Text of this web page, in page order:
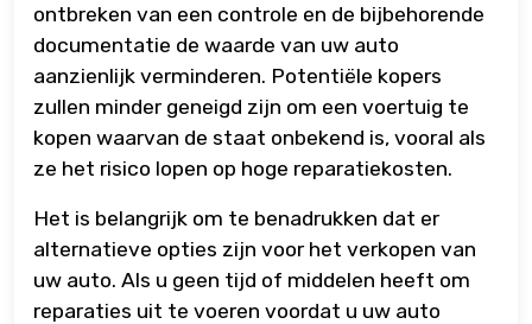
ontbreken van een controle en de bijbehorende
documentatie de waarde van uw auto
aanzienlijk verminderen. Potentiële kopers
zullen minder geneigd zijn om een voertuig te
kopen waarvan de staat onbekend is, vooral als
ze het risico lopen op hoge reparatiekosten.
Het is belangrijk om te benadrukken dat er
alternatieve opties zijn voor het verkopen van
uw auto. Als u geen tijd of middelen heeft om
reparaties uit te voeren voordat u uw auto